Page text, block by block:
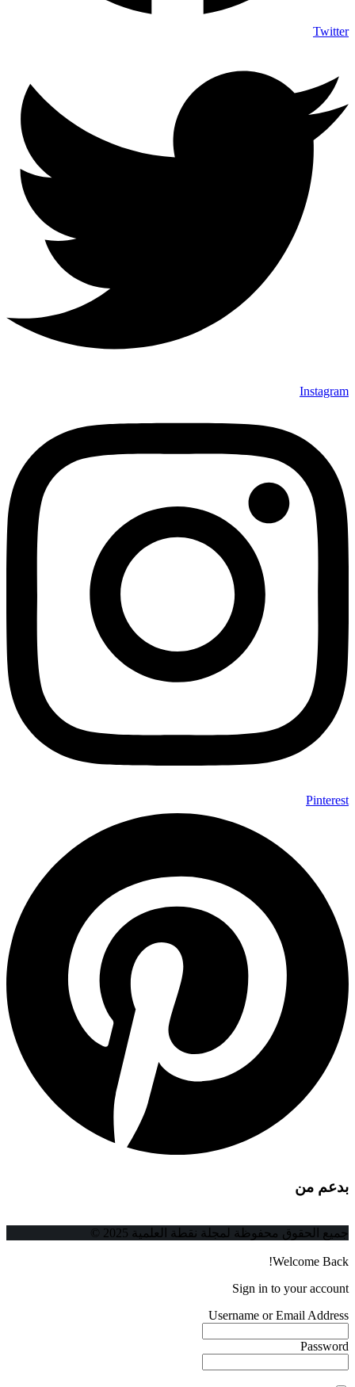
Twitter
Instagram
Pinterest
بدعم من
جميع الحقوق محفوظة لمجلة نقطة العلمية 2025 ©
Welcome Back!
Sign in to your account
Username or Email Address
Password